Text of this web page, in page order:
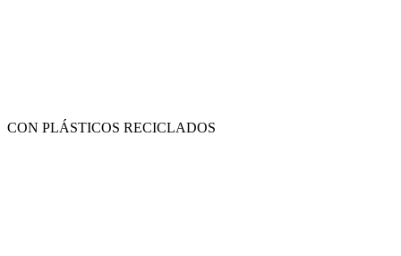
CON PLÁSTICOS RECICLADOS